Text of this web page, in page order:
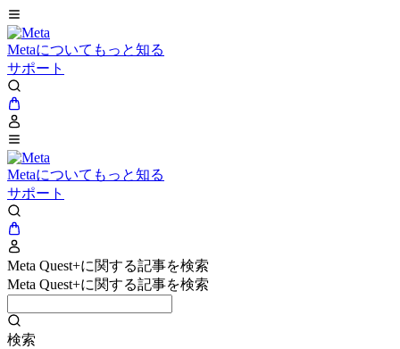
Metaについてもっと知る
サポート
Metaについてもっと知る
サポート
Meta Quest+に関する記事を検索
Meta Quest+に関する記事を検索
検索